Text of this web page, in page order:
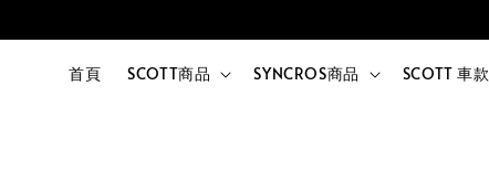
首頁 SCOTT商品 SYNCROS商品 SCOTT 車款